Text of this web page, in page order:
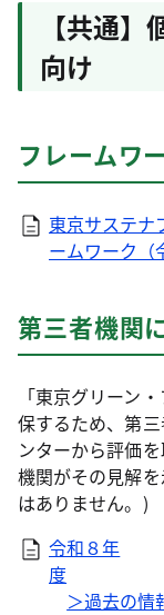
【共通
向け
フレームワ
東京サステナ
ームワーク（
第三者機関
「東京グリーン
保するため、第
ンターから評価
機関がその見解
はありません。)
令和８年
度
＞過去の情